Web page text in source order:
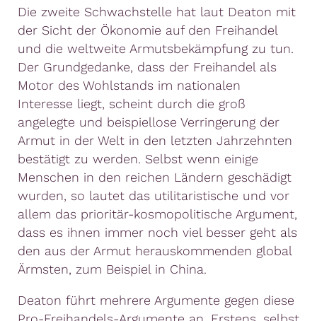
Die zweite Schwachstelle hat laut Deaton mit
der Sicht der Ökonomie auf den Freihandel
und die weltweite Armutsbekämpfung zu tun.
Der Grundgedanke, dass der Freihandel als
Motor des Wohlstands im nationalen
Interesse liegt, scheint durch die groß
angelegte und beispiellose Verringerung der
Armut in der Welt in den letzten Jahrzehnten
bestätigt zu werden. Selbst wenn einige
Menschen in den reichen Ländern geschädigt
wurden, so lautet das utilitaristische und vor
allem das prioritär-kosmopolitische Argument,
dass es ihnen immer noch viel besser geht als
den aus der Armut herauskommenden global
Ärmsten, zum Beispiel in China.
Deaton führt mehrere Argumente gegen diese